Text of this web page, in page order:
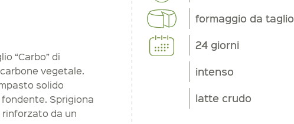
“Carbo” di
vegetale.
solido
Sprigiona
da un
formaggio da taglio
24 giorni
intenso
latte crudo